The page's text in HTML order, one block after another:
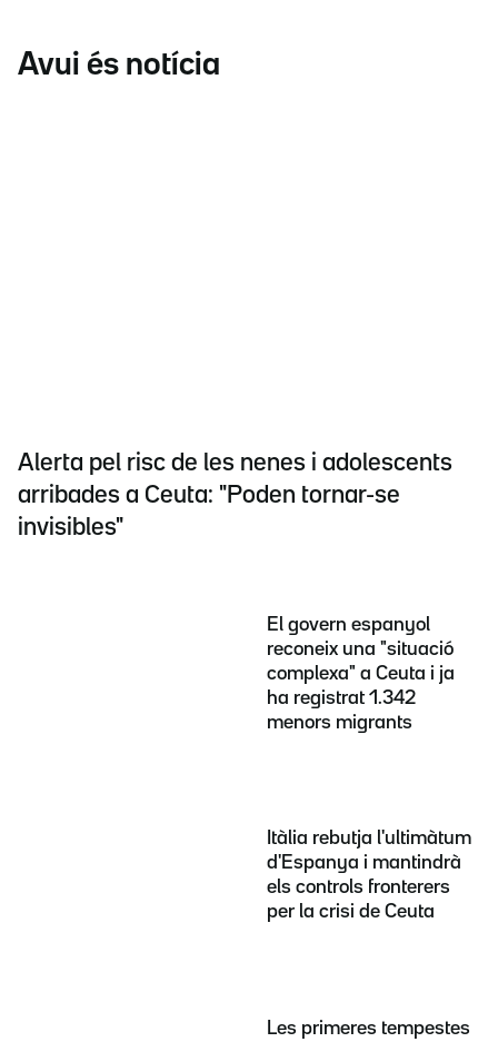
Avui és notícia
Alerta pel risc de les nenes i adolescents
arribades a Ceuta: "Poden tornar-se
invisibles"
El govern espanyol
reconeix una "situació
complexa" a Ceuta i ja
ha registrat 1.342
menors migrants
Itàlia rebutja l'ultimàtum
d'Espanya i mantindrà
els controls fronterers
per la crisi de Ceuta
Les primeres tempestes